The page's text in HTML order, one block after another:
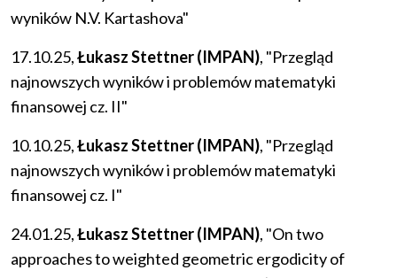
wyników N.V. Kartashova"
17.10.25,Łukasz Stettner (IMPAN), "Przegląd
najnowszych wyników i problemów matematyki
finansowej cz. II"
10.10.25,Łukasz Stettner (IMPAN), "Przegląd
najnowszych wyników i problemów matematyki
finansowej cz. I"
24.01.25,Łukasz Stettner (IMPAN), "On two
approaches to weighted geometric ergodicity of